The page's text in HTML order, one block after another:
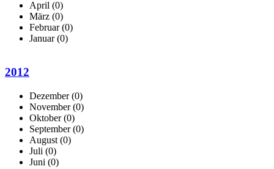
April (0)
März (0)
Februar(0)
Januar(0)
2012
Dezember(0)
November(0)
Oktober(0)
September(0)
August (0)
Juli (0)
Juni (0)